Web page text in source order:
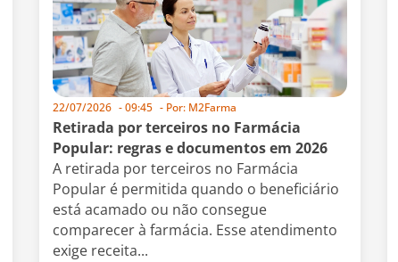
22/07/2026 -09:45 - Por: M2Farma
Retirada por terceiros no Farmácia
Popular: regras e documentos em 2026
A retirada por terceiros no Farmácia
Popular é permitida quando o beneficiário
está acamado ou não consegue
comparecer à farmácia. Esse atendimento
exige receita...